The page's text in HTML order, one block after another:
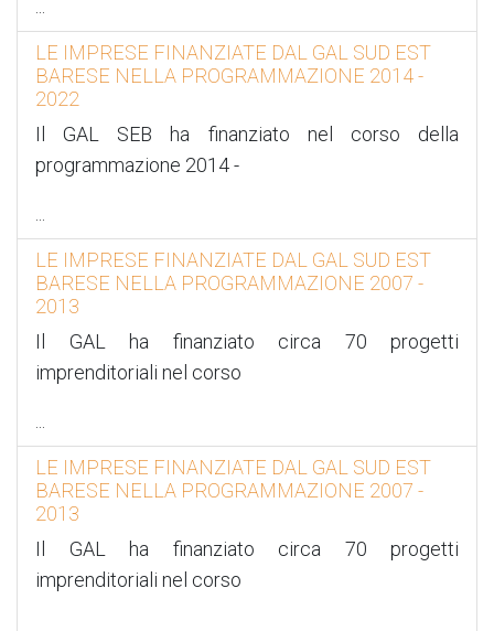
LE IMPRESE FINANZIATE DAL GAL SUD EST
BARESE NELLA PROGRAMMAZIONE 2014 -
2022
Il GAL SEB ha finanziato nel corso della
programmazione 2014 -
LE IMPRESE FINANZIATE DAL GAL SUD EST
BARESE NELLA PROGRAMMAZIONE 2007 -
2013
Il GAL ha finanziato circa 70 progetti
imprenditoriali nel corso
LE IMPRESE FINANZIATE DAL GAL SUD EST
BARESE NELLA PROGRAMMAZIONE 2007 -
2013
Il GAL ha finanziato circa 70 progetti
imprenditoriali nel corso